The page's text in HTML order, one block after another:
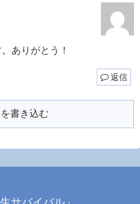
ありがとう！
返信
書き込む